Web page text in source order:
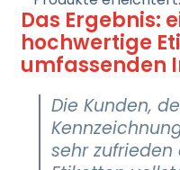
Das Ergebnis:
hochwertige
umfassenden
Die Kunden,
sehr